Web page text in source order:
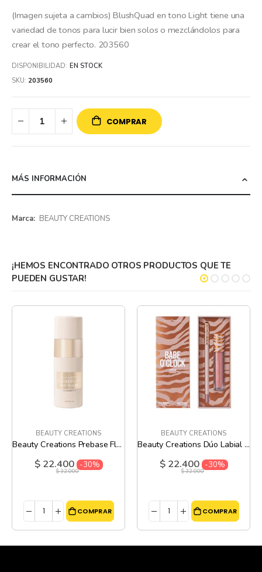
(Imagen sujeta a cambios) BlushQuad en tono Light tiene una
variedad de tonos para lucir bien solos o mezclándolos para
crear el tono perfecto. 203560
DISPONIBILIDAD: EN STOCK
SKU 203560
COMPRAR
MÁS INFORMACIÓN
Más
BEAUTY CREATIONS
¡HEMOS ENCONTRADO OTROS PRODUCTOS QUE TE
PUEDEN GUSTAR!
BEAUTY CREATIONS
Beauty Creations Prebase Flawless Stay Grip Primer
$ 32.000
Precio
especial
$ 22.400 -30%
COMPRAR
BEAUTY CREATIONS
Beauty Creations Dúo Labial Babe O Clock
$ 32.000
Precio
especial
$ 22.400 -30%
COMPRAR